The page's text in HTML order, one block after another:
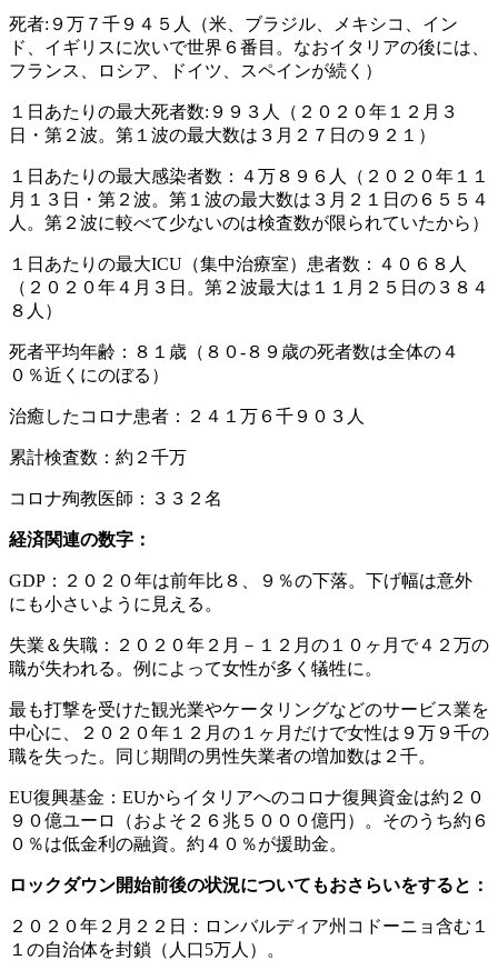
死者:９万７千９４５人（米、ブラジル、メキシコ、イン
ド、イギリスに次いで世界６番目。なおイタリアの後には、
フランス、ロシア、ドイツ、スペインが続く）
１日あたりの最大死者数:９９３人（２０２０年１２月３
日・第２波。第１波の最大数は３月２７日の９２１）
１日あたりの最大感染者数：４万８９６人（２０２０年１１
月１３日・第２波。第１波の最大数は３月２１日の６５５４
人。第２波に較べて少ないのは検査数が限られていたから）
１日あたりの最大ICU（集中治療室）患者数：４０６８人
（２０２０年４月３日。第２波最大は１１月２５日の３８４
８人）
死者平均年齢：８１歳（８０-８９歳の死者数は全体の４
０％近くにのぼる）
治癒したコロナ患者：２４１万６千９０３人
累計検査数：約２千万
コロナ殉教医師：３３２名
経済関連の数字：
GDP：２０２０年は前年比８、９％の下落。下げ幅は意外
にも小さいように見える。
失業＆失職：２０２０年２月－１２月の１０ヶ月で４２万の
職が失われる。例によって女性が多く犠牲に。
最も打撃を受けた観光業やケータリングなどのサービス業を
中心に、２０２０年１２月の１ヶ月だけで女性は９万９千の
職を失った。同じ期間の男性失業者の増加数は２千。
EU復興基金：EUからイタリアへのコロナ復興資金は約２０
９０億ユーロ（およそ２６兆５０００億円）。そのうち約６
０％は低金利の融資。約４０％が援助金。
ロックダウン開始前後の状況についてもおさらいをすると：
２０２０年２月２２日：ロンバルディア州コドーニョ含む１
１の自治体を封鎖（人口5万人）。